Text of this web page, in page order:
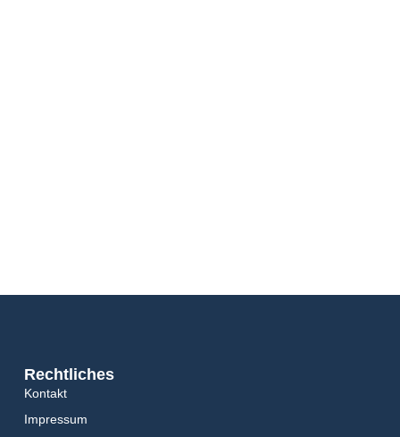
Rechtliches
Kontakt
Impressum